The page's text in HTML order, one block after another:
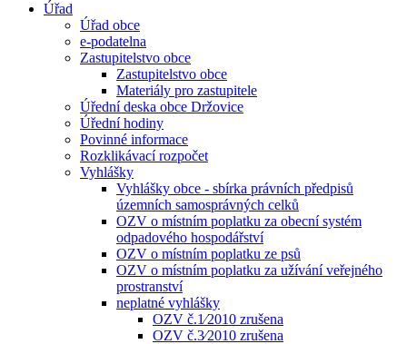
Úřad
Úřad obce
e-podatelna
Zastupitelstvo obce
Zastupitelstvo obce
Materiály pro zastupitele
Úřední deska obce Držovice
Úřední hodiny
Povinné informace
Rozklikávací rozpočet
Vyhlášky
Vyhlášky obce - sbírka právních předpisů
územních samosprávných celků
OZV o místním poplatku za obecní systém
odpadového hospodářství
OZV o místním poplatku ze psů
OZV o místním poplatku za užívání veřejného
prostranství
neplatné vyhlášky
OZV č.1⁄2010 zrušena
OZV č.3⁄2010 zrušena